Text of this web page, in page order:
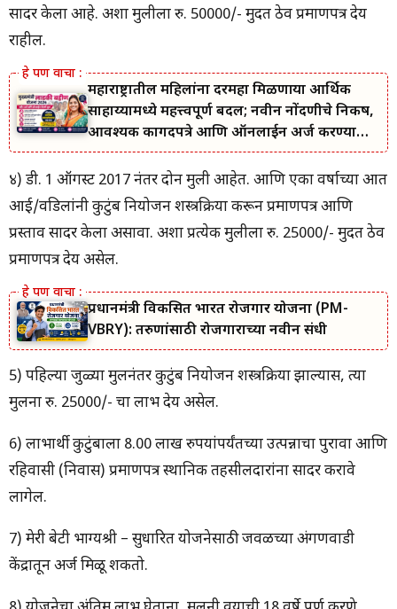
सादर केला आहे. अशा मुलीला रु. 50000/- मुदत ठेव प्रमाणपत्र देय
राहील.
महाराष्ट्रातील महिलांना दरमहा मिळणाऱ्या आर्थिक
साहाय्यामध्ये महत्त्वपूर्ण बदल; नवीन नोंदणीचे निकष,
आवश्यक कागदपत्रे आणि ऑनलाईन अर्ज करण्याची
सोपी प्रक्रिया जाणून घ्या.
४) डी. 1 ऑगस्ट 2017 नंतर दोन मुली आहेत. आणि एका वर्षाच्या आत
आई/वडिलांनी कुटुंब नियोजन शस्त्रक्रिया करून प्रमाणपत्र आणि
प्रस्ताव सादर केला असावा. अशा प्रत्येक मुलीला रु. 25000/- मुदत ठेव
प्रमाणपत्र देय असेल.
प्रधानमंत्री विकसित भारत रोजगार योजना (PM-
VBRY): तरुणांसाठी रोजगाराच्या नवीन संधी
5) पहिल्या जुळ्या मुलींनंतर कुटुंब नियोजन शस्त्रक्रिया झाल्यास, त्या
मुलींना रु. 25000/- चा लाभ देय असेल.
6) लाभार्थी कुटुंबाला 8.00 लाख रुपयांपर्यंतच्या उत्पन्नाचा पुरावा आणि
रहिवासी (निवास) प्रमाणपत्र स्थानिक तहसीलदारांना सादर करावे
लागेल.
7) मेरी बेटी भाग्यश्री – सुधारित योजनेसाठी जवळच्या अंगणवाडी
केंद्रातून अर्ज मिळू शकतो.